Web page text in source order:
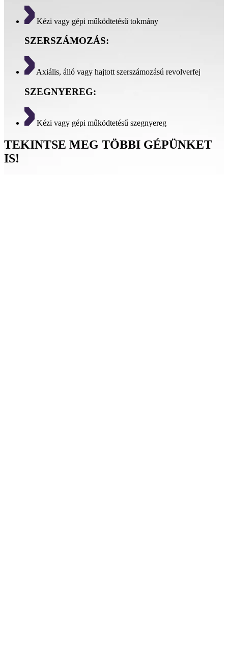
Kézi vagy gépi működtetésű tokmány
SZERSZÁMOZÁS:
Axiális, álló vagy hajtott szerszámozású revolverfej
SZEGNYEREG:
Kézi vagy gépi működtetésű szegnyereg
TEKINTSE MEG TÖBBI GÉPÜNKET
IS!